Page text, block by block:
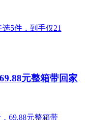
元整箱带回家